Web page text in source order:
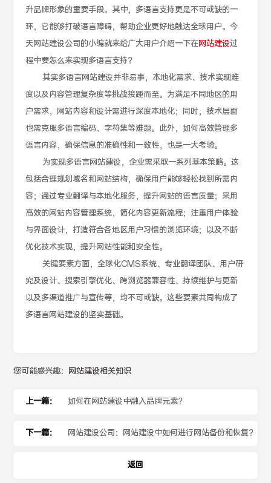
升品牌形象的重要手段。其中，多语言支持更是不可或缺的一
环，它能够打破语言障碍，帮助企业更好地触达全球用户。今
天网站建设公司的小编就来给广大用户介绍一下在网站建设过
程中要怎么来实现多语言支持？
其实多语言网站建设并非易事，本地化需求、技术实现难
度以及内容管理复杂度等挑战接踵而至。为满足不同地区的用
户需求，网站内容和设计需进行深度本地化；同时，技术层面
也需克服多语言编码、字符集等难题。此外，如何高效管理多
语言内容，确保信息的准确性和一致性，也是一大考验。
为实现多语言网站建设，企业需采取一系列基本策略。这
包括合理规划域名和网站结构，确保用户能够轻松找到所需内
容；通过专业翻译与本地化服务，提升网站的语言质量；采用
高效的网站内容管理系统，简化内容更新流程；注重用户体验
与界面设计，打造符合各地区用户习惯的浏览环境；以及不断
优化技术实现，提升网站性能和安全性。
关键要素方面，全球化CMS系统、专业翻译团队、用户研
究及设计、搜索引擎优化、跨浏览器兼容性、持续维护与更新
以及多渠道推广与宣传等，均不可或缺。这些要素共同构成了
多语言网站建设的坚实基础。
您可能感兴趣： 网站建设相关知识
上一篇： 如何在网站建设中融入品牌元素？
下一篇： 网站建设公司：网站建设中如何进行网站备份和恢复？
返回